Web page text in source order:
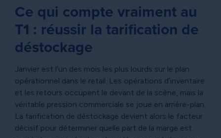
Ce qui compte vraiment au
T1 : réussir la tarification de
déstockage
Janvier est l’un des mois les plus lourds sur le plan
opérationnel dans le retail. Les opérations d’inventaire
et les retours occupent le devant de la scène, mais la
véritable pression commerciale se joue en arrière-plan.
La tarification de déstockage devient alors le facteur
décisif pour déterminer quelle part de la marge est